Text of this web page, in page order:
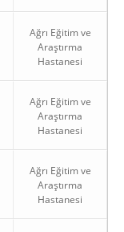
Ağrı Eğitim ve
Araştırma
Hastanesi
Ağrı Eğitim ve
Araştırma
Hastanesi
Ağrı Eğitim ve
Araştırma
Hastanesi